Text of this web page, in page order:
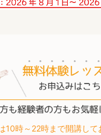
10時～22時まで開講して